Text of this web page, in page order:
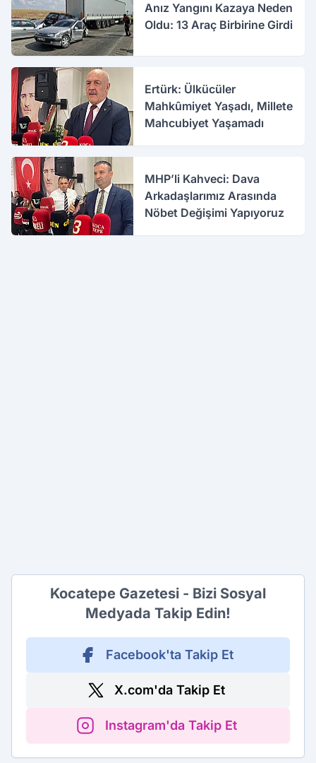
Anız Yangını Kazaya Neden
Oldu: 13 Araç Birbirine Girdi
Ertürk: Ülkücüler
Mahkûmiyet Yaşadı, Millete
Mahcubiyet Yaşamadı
MHP’li Kahveci: Dava
Arkadaşlarımız Arasında
Nöbet Değişimi Yapıyoruz
Kocatepe Gazetesi - Bizi Sosyal
Medyada Takip Edin!
Facebook'ta Takip Et
X.com'da Takip Et
Instagram'da Takip Et